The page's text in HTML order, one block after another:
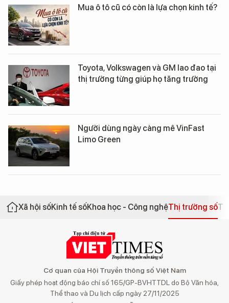
Mua ô tô cũ có còn là lựa chọn kinh tế?
Toyota, Volkswagen và GM lao đao tại
thị trường từng giúp họ tăng trưởng
Người dùng ngày càng mê VinFast
Limo Green
Xã hội sốKinh tế sốKhoa học - Công nghệThị trường số
Cơ quan của Hội Truyền thông số Việt Nam
Giấy phép hoạt động báo chí số 165/GP-BVHTTDL do Bộ Văn hóa,
Thể thao và Du lịch cấp ngày 27/11/2025